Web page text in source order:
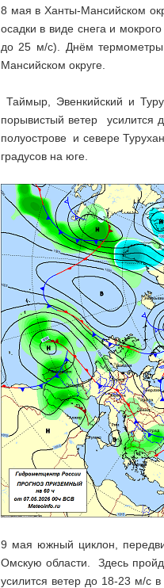
8 мая в Ханты-Мансийском
осадки в виде снега и
до 25 м/с). Днём
Мансийском округе.
Таймыр, Эвенкийский и
порывистый ветер
полуострове и севере
градусов на юге.
9 мая южный циклон,
Омскую области. Здесь
усилится ветер до 18-23 м/с